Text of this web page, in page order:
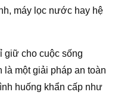
máy lọc nước hay hệ
giữ cho cuộc sống
là một giải pháp an toàn
huống khẩn cấp như